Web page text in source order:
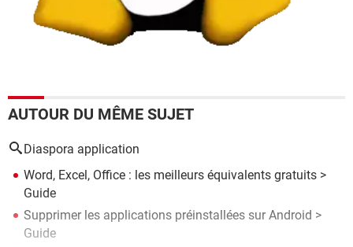
AUTOUR DU MÊME SUJET
Diaspora application
Word, Excel, Office : les meilleurs équivalents gratuits >
Guide
Supprimer les applications préinstallées sur Android >
Guide